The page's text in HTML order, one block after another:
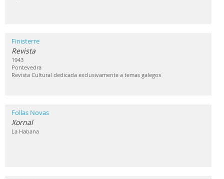
Finisterre
Revista
1943
Pontevedra
Revista Cultural dedicada exclusivamente a temas galegos
Follas Novas
Xornal
La Habana